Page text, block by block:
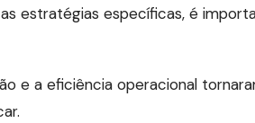
estratégias específicas, é
e a eficiência operacional